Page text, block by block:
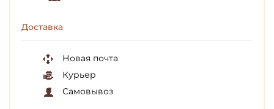
Доставка
Новая почта
Курьер
Самовывоз